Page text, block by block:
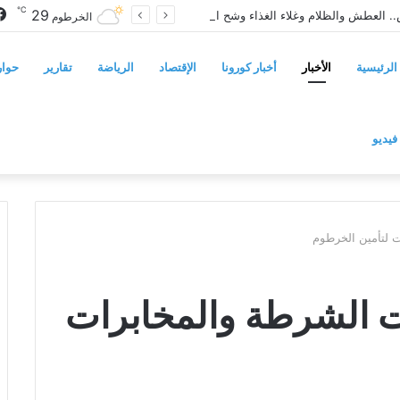
الخرطوم 29
℃
الرئيسية الأخبار أخبار كورونا الإقتصاد الرياضة تقارير
فيديو
لتأمين الخرطوم
الشرطة والمخابرات